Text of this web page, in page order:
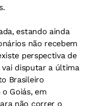
estando ainda
não recebem
perspectiva de
disputar a última
Brasileiro
Goiás, em
não correr o